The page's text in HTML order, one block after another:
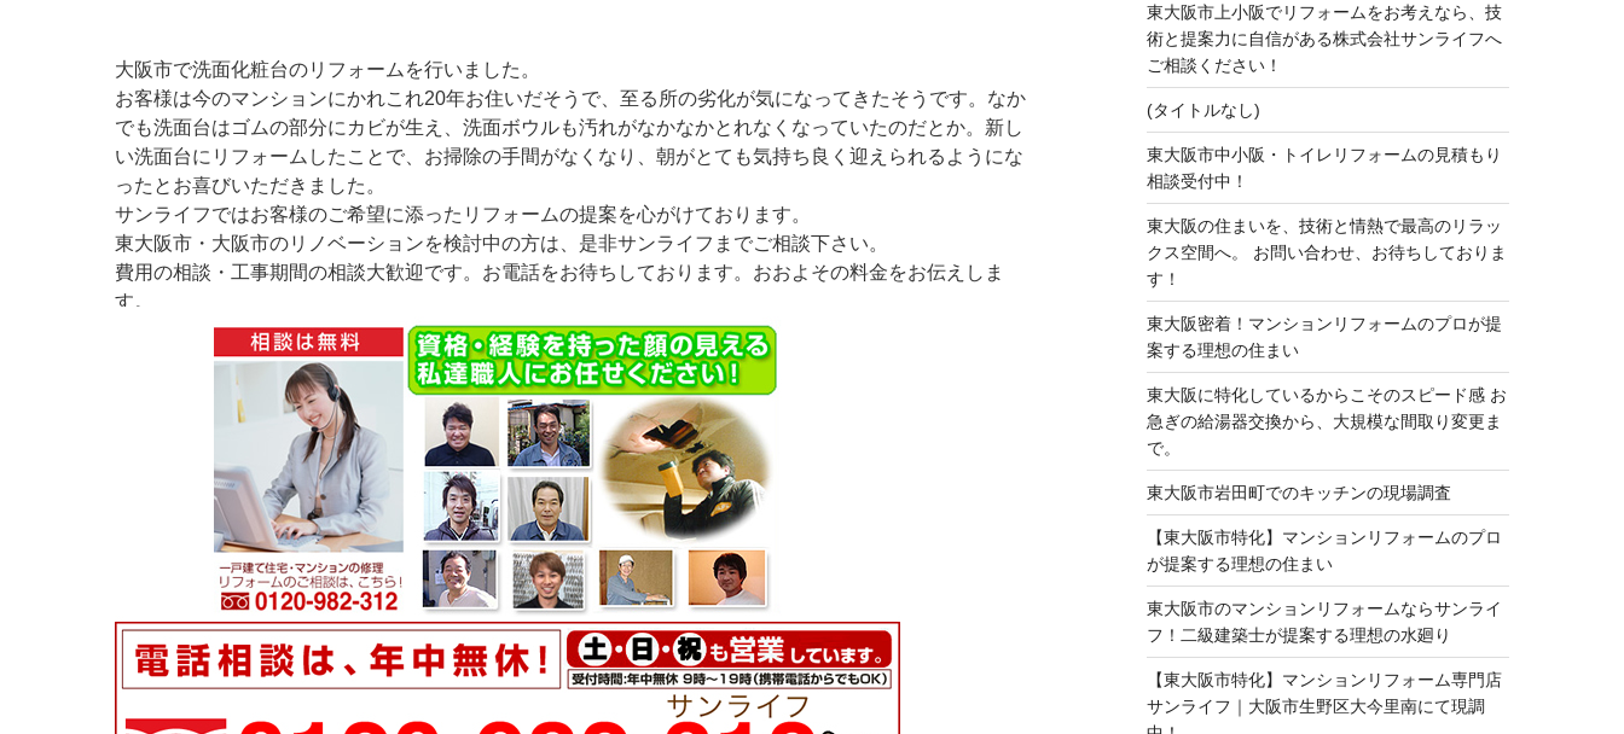
大阪市で洗面化粧台のリフォームを行いました。
お客様は今のマンションにかれこれ20年お住いだそうで、至る所の劣化が気になってきたそうです。なか
でも洗面台はゴムの部分にカビが生え、洗面ボウルも汚れがなかなかとれなくなっていたのだとか。新し
い洗面台にリフォームしたことで、お掃除の手間がなくなり、朝がとても気持ち良く迎えられるようにな
ったとお喜びいただきました。
サンライフではお客様のご希望に添ったリフォームの提案を心がけております。
東大阪市・大阪市のリノベーションを検討中の方は、是非サンライフまでご相談下さい。
費用の相談・工事期間の相談大歓迎です。お電話をお待ちしております。おおよその料金をお伝えしま
す。
東大阪市上小阪でリフォームをお考えなら、技
術と提案力に自信がある株式会社サンライフへ
ご相談ください！
(タイトルなし)
東大阪市中小阪・トイレリフォームの見積もり
相談受付中！
東大阪の住まいを、技術と情熱で最高のリラッ
クス空間へ。 お問い合わせ、お待ちしておりま
す！
東大阪密着！マンションリフォームのプロが提
案する理想の住まい
東大阪に特化しているからこそのスピード感 お
急ぎの給湯器交換から、大規模な間取り変更ま
で。
東大阪市岩田町でのキッチンの現場調査
【東大阪市特化】マンションリフォームのプロ
が提案する理想の住まい
東大阪市のマンションリフォームならサンライ
フ！二級建築士が提案する理想の水廻り
【東大阪市特化】マンションリフォーム専門店
サンライフ｜大阪市生野区大今里南にて現調